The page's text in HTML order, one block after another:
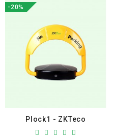
-20%
Plock1 - ZKTeco